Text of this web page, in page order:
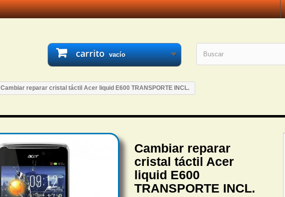
carrito vacío
Cambiar reparar cristal táctil Acer liquid E600 TRANSPORTE INCL.
Cambiar reparar
cristal táctil Acer
liquid E600
TRANSPORTE INCL.